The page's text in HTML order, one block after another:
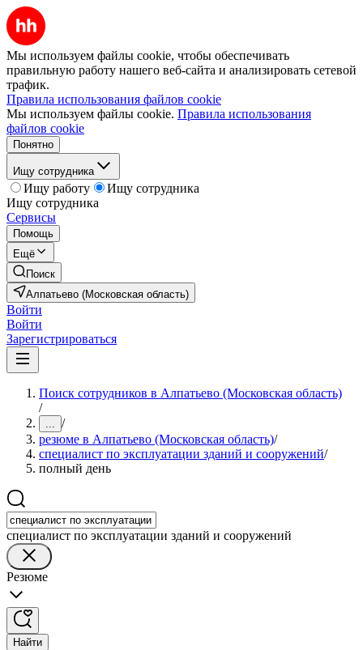
Мы используем файлы cookie, чтобы обеспечивать
правильную работу нашего веб-сайта и анализировать сетевой
трафик.
Правила использования файлов cookie
Мы используем файлы cookie. Правила использования
файлов cookie
Понятно
Ищу сотрудника
Ищу работу
Ищу сотрудника
Ищу сотрудника
Сервисы
Помощь
Ещё
Поиск
Алпатьево (Московская область)
Войти
Войти
Зарегистрироваться
Поиск сотрудников в Алпатьево (Московская область)
/
... /
резюме в Алпатьево (Московская область)/
специалист по эксплуатации зданий и сооружений/
полный день
специалист по эксплуатации зданий и сооружений
Резюме
Найти